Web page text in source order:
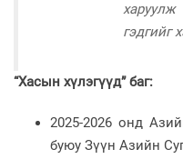
гэдгийг
“Хасын хүлэгүүд” баг:
2025-2026 онд
буюу Зүүн Азийн